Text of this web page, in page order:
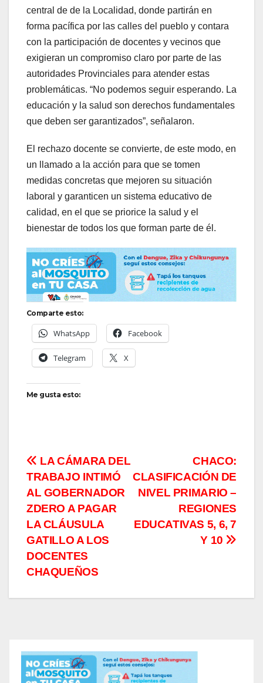
central de de la Localidad, donde partirán en
forma pacífica por las calles del pueblo y contara
con la participación de docentes y vecinos que
exigieran un compromiso claro por parte de las
autoridades Provinciales para atender estas
problemáticas. “No podemos seguir esperando. La
educación y la salud son derechos fundamentales
que deben ser garantizados”, señalaron.
El rechazo docente se convierte, de este modo, en
un llamado a la acción para que se tomen
medidas concretas que mejoren su situación
laboral y garanticen un sistema educativo de
calidad, en el que se priorice la salud y el
bienestar de todos los que forman parte de él.
Comparte esto:
WhatsApp Facebook
Telegram X
Me gusta esto:
Navegación
de
entradas
CHACO:
CLASIFICACIÓN DE
NIVEL PRIMARIO –
REGIONES
EDUCATIVAS 5, 6, 7
Y 10
LA CÁMARA DEL
TRABAJO INTIMÓ
AL GOBERNADOR
ZDERO A PAGAR
LA CLÁUSULA
GATILLO A LOS
DOCENTES
CHAQUEÑOS